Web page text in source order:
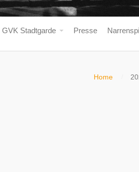
GVK Stadtgarde Presse
Home